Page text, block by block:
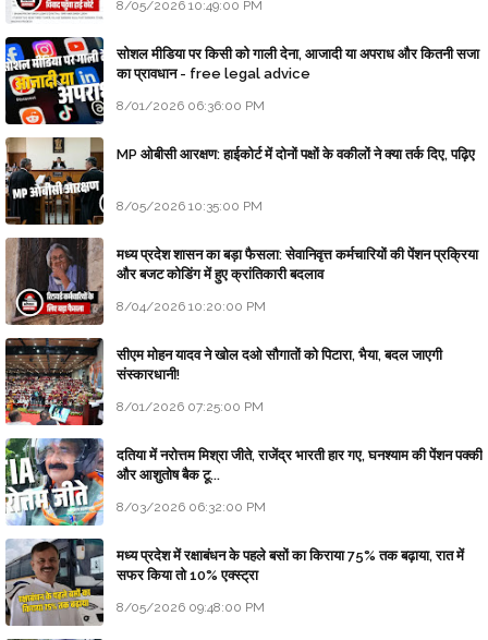
8/05/2026 10:49:00 PM
सोशल मीडिया पर किसी को गाली देना, आजादी या अपराध और कितनी सजा
का प्रावधान - free legal advice
8/01/2026 06:36:00 PM
MP ओबीसी आरक्षण: हाईकोर्ट में दोनों पक्षों के वकीलों ने क्या तर्क दिए, पढ़िए
8/05/2026 10:35:00 PM
मध्य प्रदेश शासन का बड़ा फैसला: सेवानिवृत्त कर्मचारियों की पेंशन प्रक्रिया
और बजट कोडिंग में हुए क्रांतिकारी बदलाव
8/04/2026 10:20:00 PM
सीएम मोहन यादव ने खोल दओ सौगातों को पिटारा, भैया, बदल जाएगी
संस्कारधानी!
8/01/2026 07:25:00 PM
दतिया में नरोत्तम मिश्रा जीते, राजेंद्र भारती हार गए, घनश्याम की पेंशन पक्की
और आशुतोष बैक टू...
8/03/2026 06:32:00 PM
मध्य प्रदेश में रक्षाबंधन के पहले बसों का किराया 75% तक बढ़ाया, रात में
सफर किया तो 10% एक्स्ट्रा
8/05/2026 09:48:00 PM